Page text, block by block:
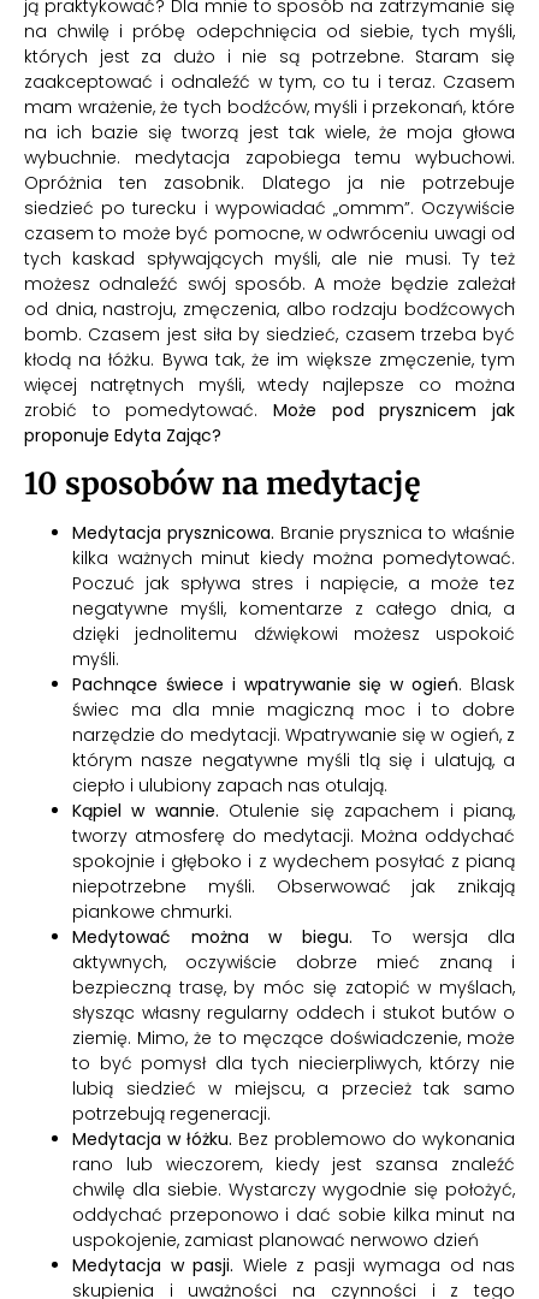
ją praktykować? Dla mnie to sposób na zatrzymanie się
na chwilę i próbę odepchnięcia od siebie, tych myśli,
których jest za dużo i nie są potrzebne. Staram się
zaakceptować i odnaleźć w tym, co tu i teraz. Czasem
mam wrażenie, że tych bodźców, myśli i przekonań, które
na ich bazie się tworzą jest tak wiele, że moja głowa
wybuchnie. medytacja zapobiega temu wybuchowi.
Opróżnia ten zasobnik. Dlatego ja nie potrzebuje
siedzieć po turecku i wypowiadać „ommm”. Oczywiście
czasem to może być pomocne, w odwróceniu uwagi od
tych kaskad spływających myśli, ale nie musi. Ty też
możesz odnaleźć swój sposób. A może będzie zależał
od dnia, nastroju, zmęczenia, albo rodzaju bodźcowych
bomb. Czasem jest siła by siedzieć, czasem trzeba być
kłodą na łóżku. Bywa tak, że im większe zmęczenie, tym
więcej natrętnych myśli, wtedy najlepsze co można
zrobić to pomedytować. Może pod prysznicem jak
proponuje Edyta Zając?
10 sposobów na medytację
Medytacja prysznicowa. Branie prysznica to właśnie
kilka ważnych minut kiedy można pomedytować.
Poczuć jak spływa stres i napięcie, a może tez
negatywne myśli, komentarze z całego dnia, a
dzięki jednolitemu dźwiękowi możesz uspokoić
myśli.
Pachnące świece i wpatrywanie się w ogień. Blask
świec ma dla mnie magiczną moc i to dobre
narzędzie do medytacji. Wpatrywanie się w ogień, z
którym nasze negatywne myśli tlą się i ulatują, a
ciepło i ulubiony zapach nas otulają.
Kąpiel w wannie. Otulenie się zapachem i pianą,
tworzy atmosferę do medytacji. Można oddychać
spokojnie i głęboko i z wydechem posyłać z pianą
niepotrzebne myśli. Obserwować jak znikają
piankowe chmurki.
Medytować można w biegu. To wersja dla
aktywnych, oczywiście dobrze mieć znaną i
bezpieczną trasę, by móc się zatopić w myślach,
słysząc własny regularny oddech i stukot butów o
ziemię. Mimo, że to męczące doświadczenie, może
to być pomysł dla tych niecierpliwych, którzy nie
lubią siedzieć w miejscu, a przecież tak samo
potrzebują regeneracji.
Medytacja w łóżku. Bez problemowo do wykonania
rano lub wieczorem, kiedy jest szansa znaleźć
chwilę dla siebie. Wystarczy wygodnie się położyć,
oddychać przeponowo i dać sobie kilka minut na
uspokojenie, zamiast planować nerwowo dzień
Medytacja w pasji. Wiele z pasji wymaga od nas
skupienia i uważności na czynności i z tego